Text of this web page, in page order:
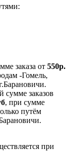
заказа от 550р.
-Гомель,
сумме заказов
, при сумме
путём
при